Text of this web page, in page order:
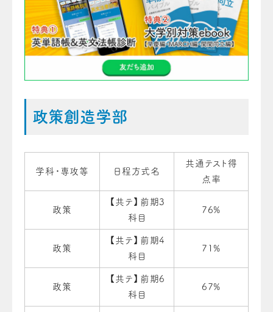
政策創造学部
学科・専攻等 日程方式名
共通テスト得
点率
政策
【共テ】前期3
科目
76%
政策
【共テ】前期4
科目
71%
政策
【共テ】前期6
科目
67%